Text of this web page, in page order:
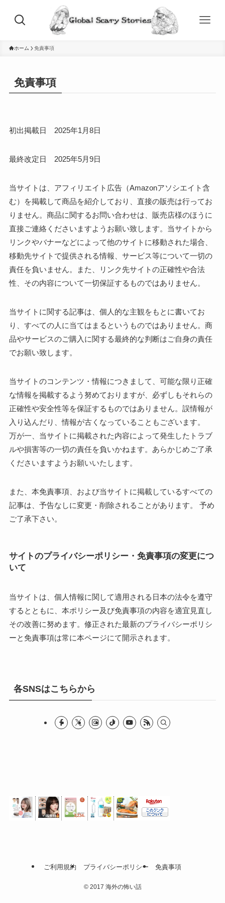
ホーム 免責事項
免責事項
初出掲載日 2025年1月8日
最終改定日 2025年5月9日
当サイトは、アフィリエイト広告（Amazonアソシエイト含
む）を掲載して商品を紹介しており、直接の販売は行ってお
りません。商品に関するお問い合わせは、販売店様のほうに
直接ご連絡くださいますようお願い致します。当サイトから
リンクやバナーなどによって他のサイトに移動された場合、
移動先サイトで提供される情報、サービス等について一切の
責任を負いません。また、リンク先サイトの正確性や合法
性、その内容について一切保証するものではありません。
当サイトに関する記事は、個人的な主観をもとに書いてお
り、すべての人に当てはまるというものではありません。商
品やサービスのご購入に関する最終的な判断はご自身の責任
でお願い致します。
当サイトのコンテンツ・情報につきまして、可能な限り正確
な情報を掲載するよう努めておりますが、必ずしもそれらの
正確性や安全性等を保証するものではありません。誤情報が
入り込んだり、情報が古くなっていることもございます。
万が一、当サイトに掲載された内容によって発生したトラブ
ルや損害等の一切の責任を負いかねます。あらかじめご了承
くださいますようお願いいたします。
また、本免責事項、および当サイトに掲載しているすべての
記事は、予告なしに変更・削除されることがあります。 予め
ご了承下さい。
サイトのプライバシーポリシー・免責事項の変更につ
いて
当サイトは、個人情報に関して適用される日本の法令を遵守
するとともに、本ポリシー及び免責事項の内容を適宜見直し
その改善に努めます。修正された最新のプライバシーポリシ
ーと免責事項は常に本ページにて開示されます。
各SNSはこちらから
ご利用規約 プライバシーポリシー 免責事項
©2017 海外の怖い話